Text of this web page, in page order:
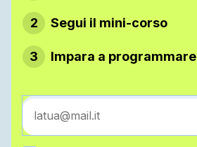
2 Segui il mini-corso
3 Impara a programmare